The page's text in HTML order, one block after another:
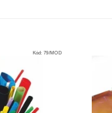
Kód:79/MOD